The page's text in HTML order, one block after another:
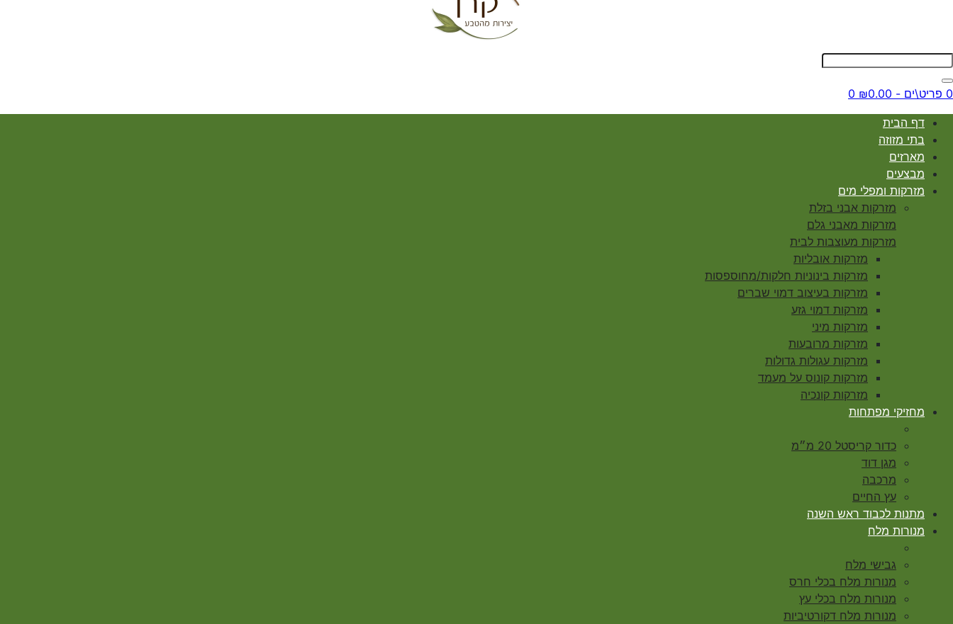
0 פריט\ים - ₪0.00 0
דף הבית
בתי מזוזה
מארזים
מבצעים
מזרקות ומפלי מים
מזרקות אבני בזלת
מזרקות מאבני גלם
מזרקות מעוצבות לבית
מזרקות אובליות
מזרקות בינוניות חלקות/מחוספסות
מזרקות בעיצוב דמוי שברים
מזרקות דמוי גזע
מזרקות מיני
מזרקות מרובעות
מזרקות עגולות גדולות
מזרקות קונוס על מעמד
מזרקות קונכיה
מחזיקי מפתחות
כדור קריסטל 20 מ״מ
מגן דוד
מרכבה
עץ החיים
מתנות לכבוד ראש השנה
מנורות מלח
גבישי מלח
מנורות מלח בכלי חרס
מנורות מלח בכלי עץ
מנורות מלח דקורטיביות